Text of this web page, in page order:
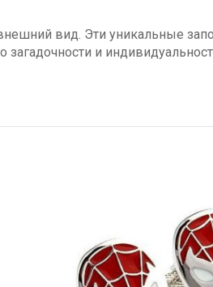
вид. Эти уникальные
и